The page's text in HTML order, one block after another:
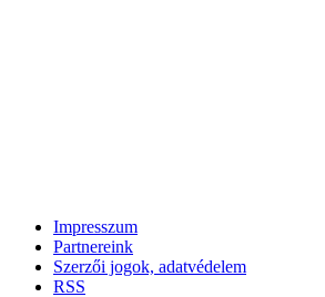
Impresszum
Partnereink
Szerzői jogok, adatvédelem
RSS